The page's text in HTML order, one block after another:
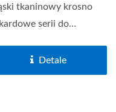
tkaninowy krosno
serii do
Detale